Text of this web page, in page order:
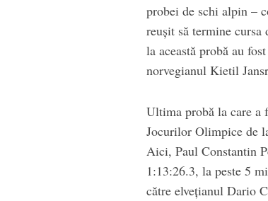
probei de schi alpin –
reuşit să termine
la această probă au
norvegianul Kietil
Ultima probă la care a
Jocurilor Olimpice de
Aici, Paul Constantin
1:13:26.3, la peste 5
către elveţianul Dario